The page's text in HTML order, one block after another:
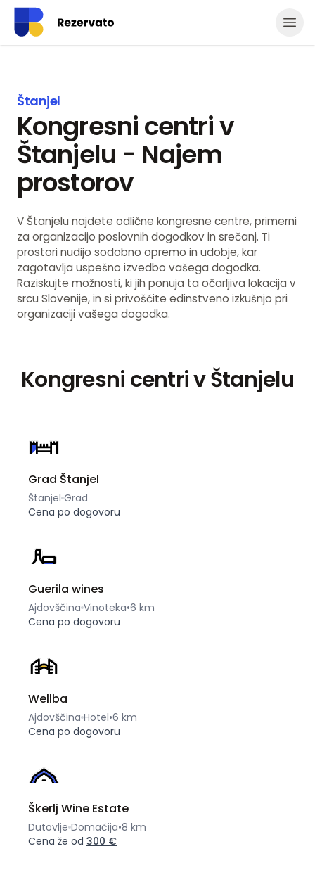
Štanjel
Kongresni centri v
Štanjelu - Najem
prostorov
V Štanjelu najdete odlične kongresne centre, primerni
za organizacijo poslovnih dogodkov in srečanj. Ti
prostori nudijo sodobno opremo in udobje, kar
zagotavlja uspešno izvedbo vašega dogodka.
Raziskujte možnosti, ki jih ponuja ta očarljiva lokacija v
srcu Slovenije, in si privoščite edinstveno izkušnjo pri
organizaciji vašega dogodka.
Kongresni centri v Štanjelu
Grad Štanjel
Štanjel Grad
Cena po dogovoru
Guerila wines
Ajdovščina Vinoteka•6 km
Cena po dogovoru
Wellba
Ajdovščina Hotel•6 km
Cena po dogovoru
Škerlj Wine Estate
Dutovlje Domačija•8 km
Cena že od 300 €